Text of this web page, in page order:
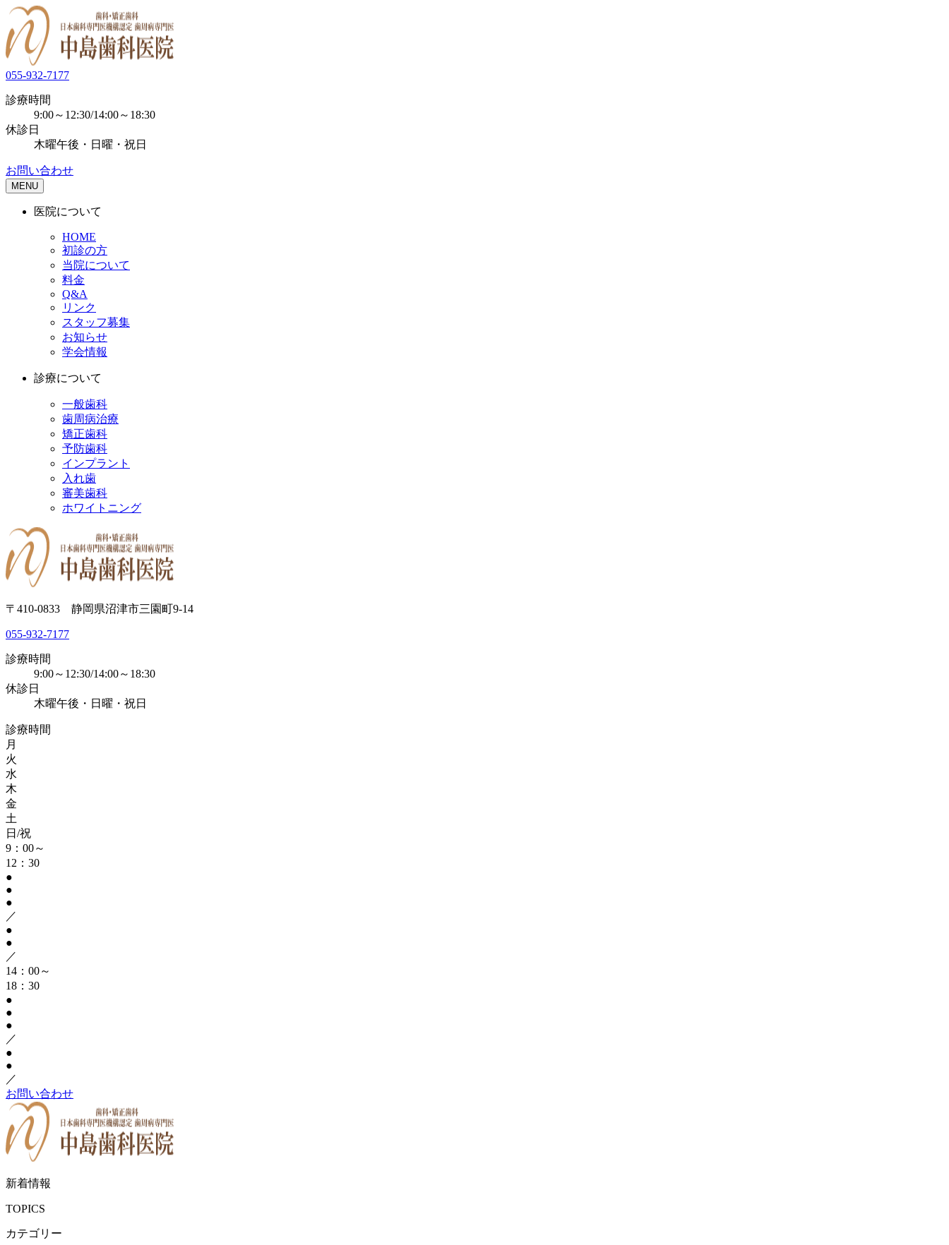
055-932-7177
診療時間
9:00～12:30/14:00～18:30
休診日
木曜午後・日曜・祝日
お問い合わせ
MENU
医院について
HOME
初診の方
当院について
料金
Q&A
リンク
スタッフ募集
お知らせ
学会情報
診療について
一般歯科
歯周病治療
矯正歯科
予防歯科
インプラント
入れ歯
審美歯科
ホワイトニング
〒410-0833 静岡県沼津市三園町9-14
055-932-7177
診療時間
9:00～12:30/14:00～18:30
休診日
木曜午後・日曜・祝日
診療時間
月
火
水
木
金
土
日/祝
9：00～
12：30
●
●
●
／
●
●
／
14：00～
18：30
●
●
●
／
●
●
／
お問い合わせ
新着情報
TOPICS
カテゴリー